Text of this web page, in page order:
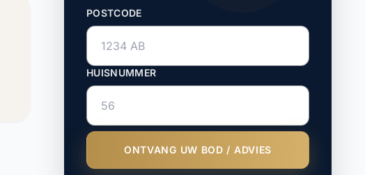
POSTCODE
HUISNUMMER
ONTVANG UW BOD / ADVIES